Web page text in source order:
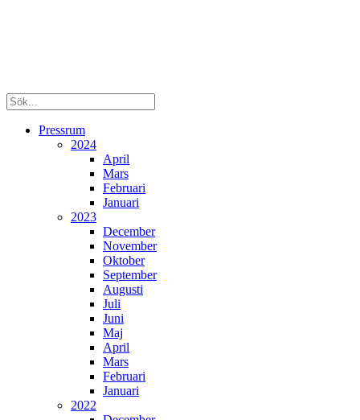
Pressrum
2024
April
Mars
Februari
Januari
2023
December
November
Oktober
September
Augusti
Juli
Juni
Maj
April
Mars
Februari
Januari
2022